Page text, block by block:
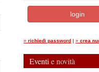
» richiedi password | » crea
Eventi e novità